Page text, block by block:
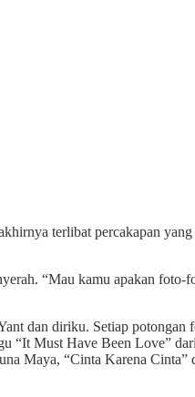
terlibat percakapan
“Mau kamu apakan foto-
dan diriku. Setiap potongan
“It Must Have Been Love”
Maya, “Cinta Karena